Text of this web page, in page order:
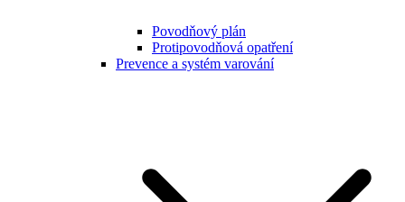
Povodňový plán
Protipovodňová opatření
Prevence a systém varování